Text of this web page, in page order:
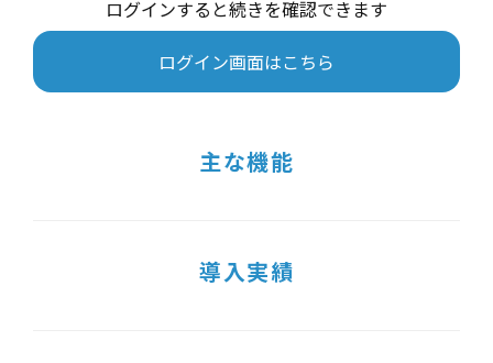
ログインすると続きを確認できます
ログイン画面はこちら
主な機能
導入実績